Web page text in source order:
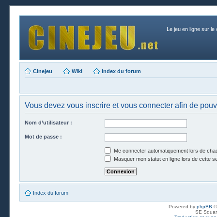
Le jeu en ligne sur le
Cinejeu Wiki Index du forum
Vous devez vous inscrire et vous connecter afin de
Nom d’utilisateur :
Mot de passe :
Me connecter automatiquement lors de
Masquer mon statut en ligne lors de cette
Index du forum
Powered by phpBB
SE